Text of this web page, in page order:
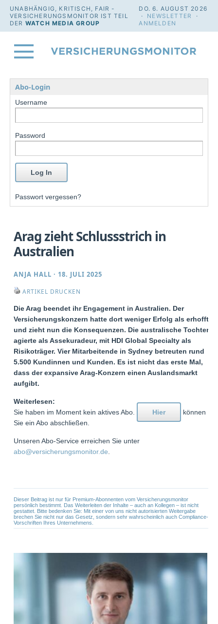
UNABHÄNGIG, KRITISCH, FAIR -
VERSICHERUNGSMONITOR IST TEIL
DER WATCH MEDIA GROUP
DO. 6. AUGUST 2026
· NEWSLETTER
·
ANMELDEN
Abo-Login
Username
Password
Passwort vergessen?
Arag zieht Schlussstrich in
Australien
ANJA HALL · 18. JULI 2025
ARTIKEL DRUCKEN
Die Arag beendet ihr Engagement in Australien. Der
Versicherungskonzern hatte dort weniger Erfolg als erhofft
und zieht nun die Konsequenzen. Die australische Tochter
agierte als Assekuradeur, mit HDI Global Specialty als
Risikoträger. Vier Mitarbeitende in Sydney betreuten rund
5.500 Kundinnen und Kunden. Es ist nicht das erste Mal,
dass der expansive Arag-Konzern einen Auslandsmarkt
aufgibt.
Weiterlesen:
Sie haben im Moment kein aktives Abo.
Hier
können
Sie ein Abo abschließen.
Unseren Abo-Service erreichen Sie unter
abo@versicherungsmonitor.de
Dieser Beitrag ist nur für Premium-Abonnenten vom Versicherungsmonitor
persönlich bestimmt. Das Weiterleiten der Inhalte – auch an Kollegen – ist nicht
gestattet. Bitte bedenken Sie: Mit einer von uns nicht autorisierten Weitergabe
brechen Sie nicht nur das Gesetz, sondern sehr wahrscheinlich auch Compliance-
Vorschriften Ihres Unternehmens.